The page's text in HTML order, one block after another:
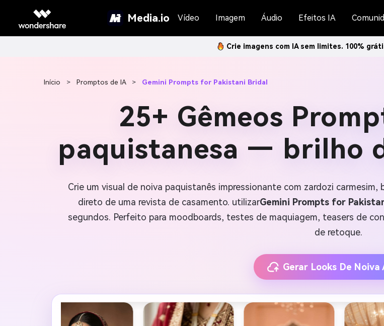
Media.io Vídeo Imagem Áudio Efeitos IA
Crie imagens com IA sem limites. 100%
Início > Promptos de IA > Gemini Prompts for Pakistani Bridal
25+ Gêmeos
paquistanesa — brilho
Crie um visual de noiva paquistanês impressionante com zardozi
direto de uma revista de casamento. utilizarGemini Prompts for
segundos. Perfeito para moodboards, testes de maquiagem, teasers de
de retoque.
Gerar Looks De Noiva